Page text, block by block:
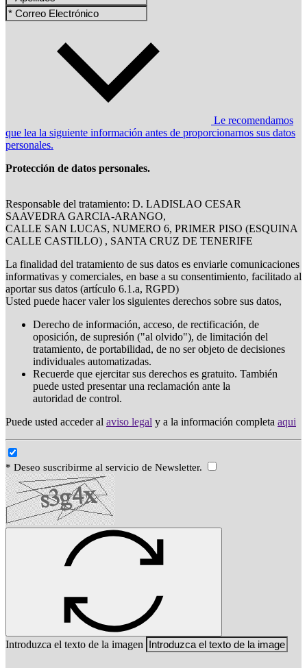
Le recomendamos
que lea la siguiente información antes de proporcionarnos sus datos
personales.
Protección de datos personales.
Responsable del tratamiento: D. LADISLAO CESAR
SAAVEDRA GARCIA-ARANGO,
CALLE SAN LUCAS, NUMERO 6, PRIMER PISO (ESQUINA
CALLE CASTILLO) , SANTA CRUZ DE TENERIFE
La finalidad del tratamiento de sus datos es enviarle comunicaciones
informativas y comerciales, en base a su consentimiento, facilitado al
aportar sus datos (artículo 6.1.a, RGPD)
Usted puede hacer valer los siguientes derechos sobre sus datos,
Derecho de información, acceso, de rectificación, de
oposición, de supresión ("al olvido"), de limitación del
tratamiento, de portabilidad, de no ser objeto de decisiones
individuales automatizadas.
Recuerde que ejercitar sus derechos es gratuito. También
puede usted presentar una reclamación ante la
autoridad de control.
Puede usted acceder al aviso legal y a la información completa aqui
* Deseo suscribirme al servicio de Newsletter.
Introduzca el texto de la imagen